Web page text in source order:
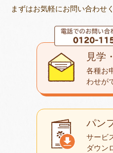
まずはお気軽にお問い合わせ
パン
サービ
ダウン
見学
各種お
わせが